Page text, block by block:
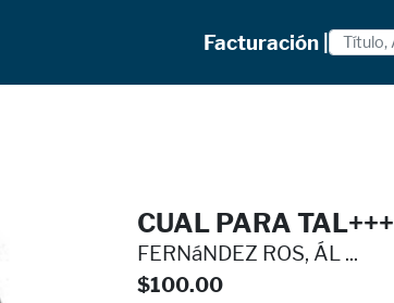
Facturación |
CUAL PARA TAL+++
FERNáNDEZ ROS, ÁL ...
$100.00